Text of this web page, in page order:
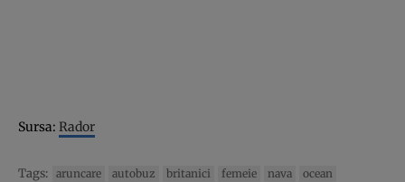
Sursa: Rador
Tags: aruncare autobuz britanici femeie nava
ocean